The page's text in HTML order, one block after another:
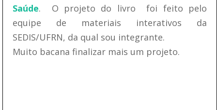
Saúde. O projeto do livro foi feito pelo
equipe de materiais interativos da
SEDIS/UFRN, da qual sou integrante.
Muito bacana finalizar mais um projeto.